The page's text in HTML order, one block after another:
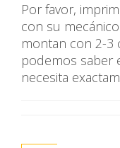
Por favor,
con su
montan con 2-3
podemos saber
necesita